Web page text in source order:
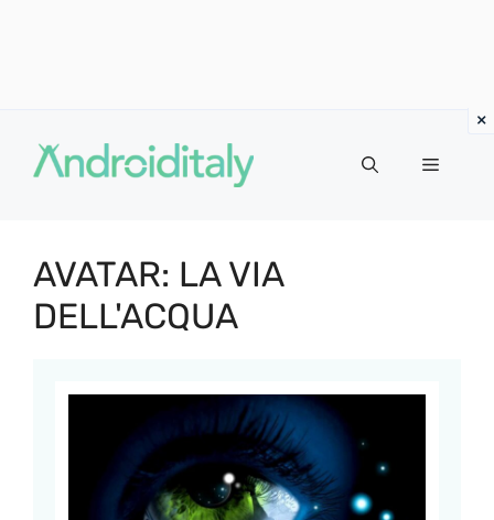
contenuto
MENU
AVATAR: LA VIA
DELL'ACQUA